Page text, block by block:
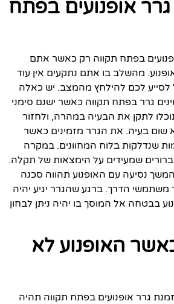
גרר אופנועים בפתח
בפתח תקווה רק כאשר אתם
מהשלב בו אתם נתקעים אין עוד
לכם להילחץ מהמצב. יש כאלה
גרר בפתח תקווה כאשר ישנם סימני
לתקן את הבעיה במהרה, ולחזור
שום בעיה. את הגרר מזמינים כאשר
שנדלקות בלוח המחוונים. במקרה
שמעידים על הימצאות של תקלה.
נסיעה עם האופנוע תהווה סכנה
הדרך. ברגע שהגרר יגיע יהיה
בבטחה אל המוסך בו יהיה ניתן לבחון
האופנוע לא
גרר אופנועים בפתח תקווה תהיה